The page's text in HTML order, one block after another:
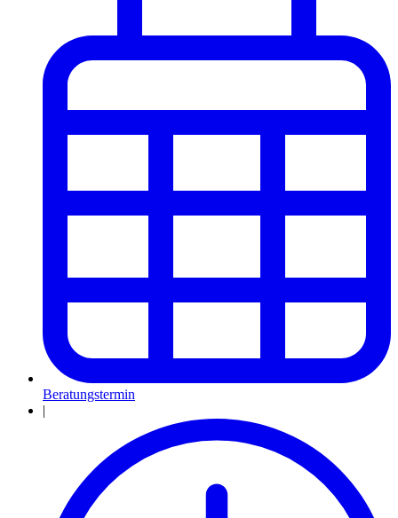
Beratungstermin
|